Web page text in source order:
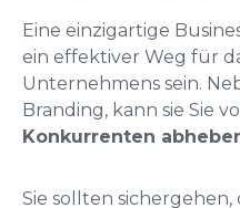
Eine einzigartige
ein effektiver Weg für
Unternehmens sein.
Branding, kann sie Sie
Konkurrenten
Sie sollten sichergehen,